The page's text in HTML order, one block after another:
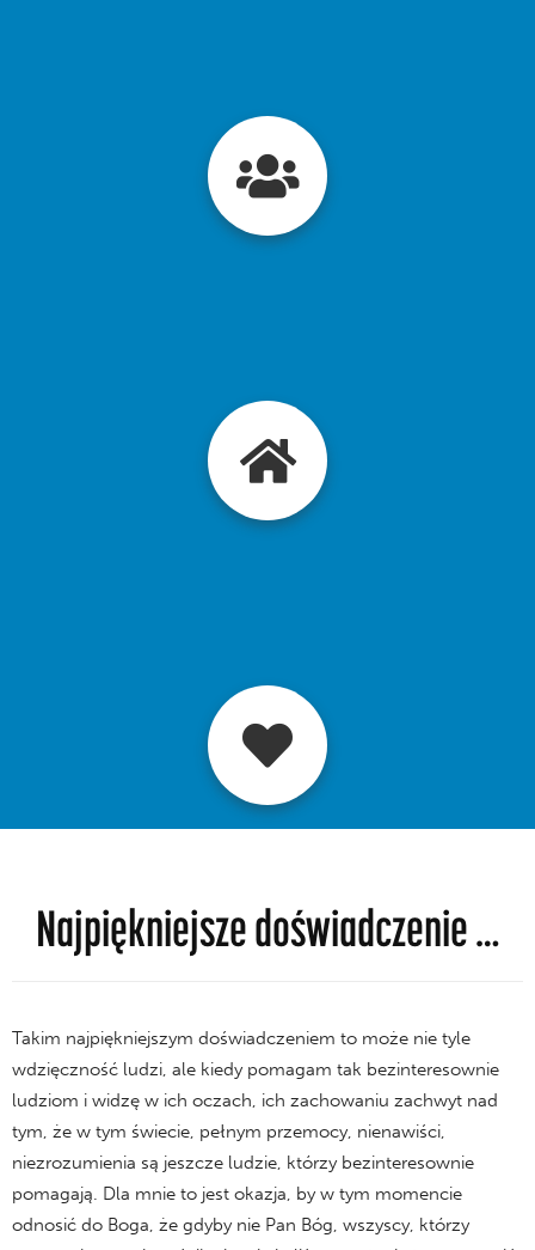
Najpiękniejsze doświadczenie …
Takim najpiękniejszym doświadczeniem to może nie tyle
wdzięczność ludzi, ale kiedy pomagam tak bezinteresownie
ludziom i widzę w ich oczach, ich zachowaniu zachwyt nad
tym, że w tym świecie, pełnym przemocy, nienawiści,
niezrozumienia są jeszcze ludzie, którzy bezinteresownie
pomagają. Dla mnie to jest okazja, by w tym momencie
odnosić do Boga, że gdyby nie Pan Bóg, wszyscy, którzy